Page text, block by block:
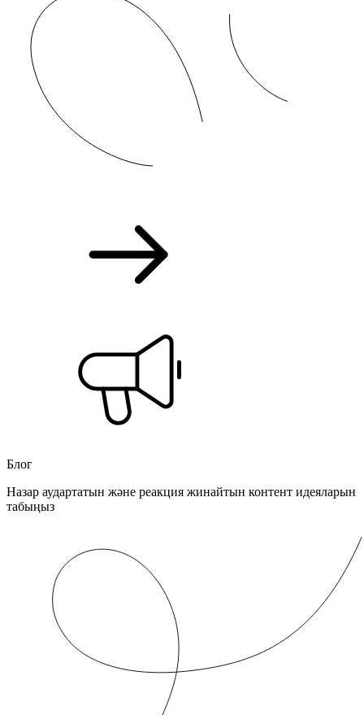
Блог
Назар аудартатын және реакция жинайтын контент идеяларын
табыңыз